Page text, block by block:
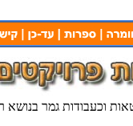
וכעבודות גמר בנושא